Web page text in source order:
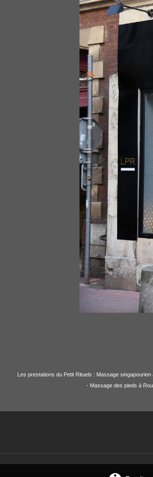
Les prestations du Petit Rituels : Massage
- Massage des pieds à